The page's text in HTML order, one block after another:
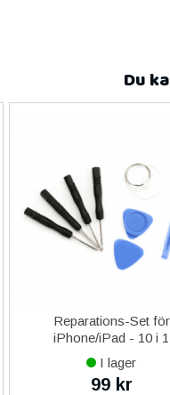
Du
Reparations-Set för
iPhone/iPad - 10 i 1
I lager
99 kr